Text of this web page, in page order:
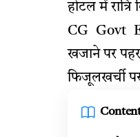
होटल में रात्रि
CG Govt
खजाने पर
फिजूलखर्ची